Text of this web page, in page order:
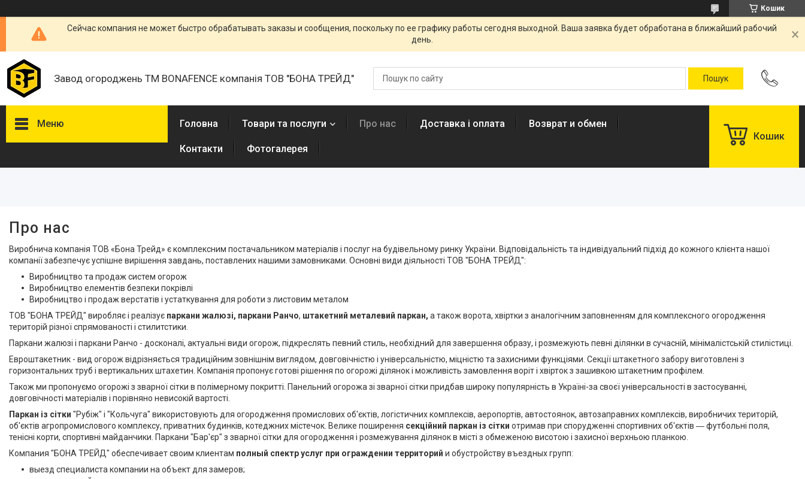
Кошик
Сейчас компания не может быстро обрабатывать заказы и сообщения, поскольку по ее графику работы сегодня выходной. Ваша заявка будет обработана в ближайший рабочий
день.
Завод огороджень ТМ BONAFENCE компанія ТОВ "БОНА ТРЕЙД"
Меню Головна Товари та послуги Про нас Доставка і оплата Возврат и обмен
Контакти Фотогалерея
Кошик
Про нас
Виробнича компанія ТОВ «Бона Трейд» є комплексним постачальником матеріалів і послуг на будівельному ринку України. Відповідальність та індивідуальний підхід до кожного клієнта нашої
компанії забезпечує успішне вирішення завдань, поставлених нашими замовниками. Основні види діяльності ТОВ "БОНА ТРЕЙД":
Виробництво та продаж систем огорож
Виробництво елементів безпеки покрівлі
Виробництво і продаж верстатів і устаткування для роботи з листовим металом
ТОВ "БОНА ТРЕЙД" виробляє і реалізує паркани жалюзі, паркани Ранчо, штакетний металевий паркан, а також ворота, хвіртки з аналогічним заповненням для комплексного огородження
територій різної спрямованості і стилитстики.
Паркани жалюзі і паркани Ранчо - досконалі, актуальні види огорож, підкреслять певний стиль, необхідний для завершення образу, і розмежують певні ділянки в сучасній, мінімалістській стилістиці.
Евроштакетник - вид огорож відрізняється традиційним зовнішнім виглядом, довговічністю і універсальністю, міцністю та захисними функціями. Секції штакетного забору виготовлені з
горизонтальних труб і вертикальних штахетин. Компанія пропонує готові рішення по огорожі ділянок і можливість замовлення воріт і хвірток з зашивкою штакетним профілем.
Також ми пропонуємо огорожі з зварної сітки в полімерному покритті. Панельний огорожа зі зварної сітки придбав широку популярність в Україні-за своєї універсальності в застосуванні,
довговічності матеріалів і порівняно невисокій вартості.
Паркан із сітки "Рубіж" і "Кольчуга" використовують для огородження промислових об'єктів, логістичних комплексів, аеропортів, автостоянок, автозаправних комплексів, виробничих територій,
об'єктів агропромислового комплексу, приватних будинків, котеджних містечок. Велике поширення секційний паркан із сітки отримав при спорудженні спортивних об'єктів ― футбольні поля,
тенісні корти, спортивні майданчики. Паркани "Бар'єр" з зварної сітки для огородження і розмежування ділянок в місті з обмеженою висотою і захисної верхньою планкою.
Компания "БОНА ТРЕЙД" обеспечивает своим клиентам полный спектр услуг при ограждении территорий и обустройству въездных групп:
выезд специалиста компании на объект для замеров;